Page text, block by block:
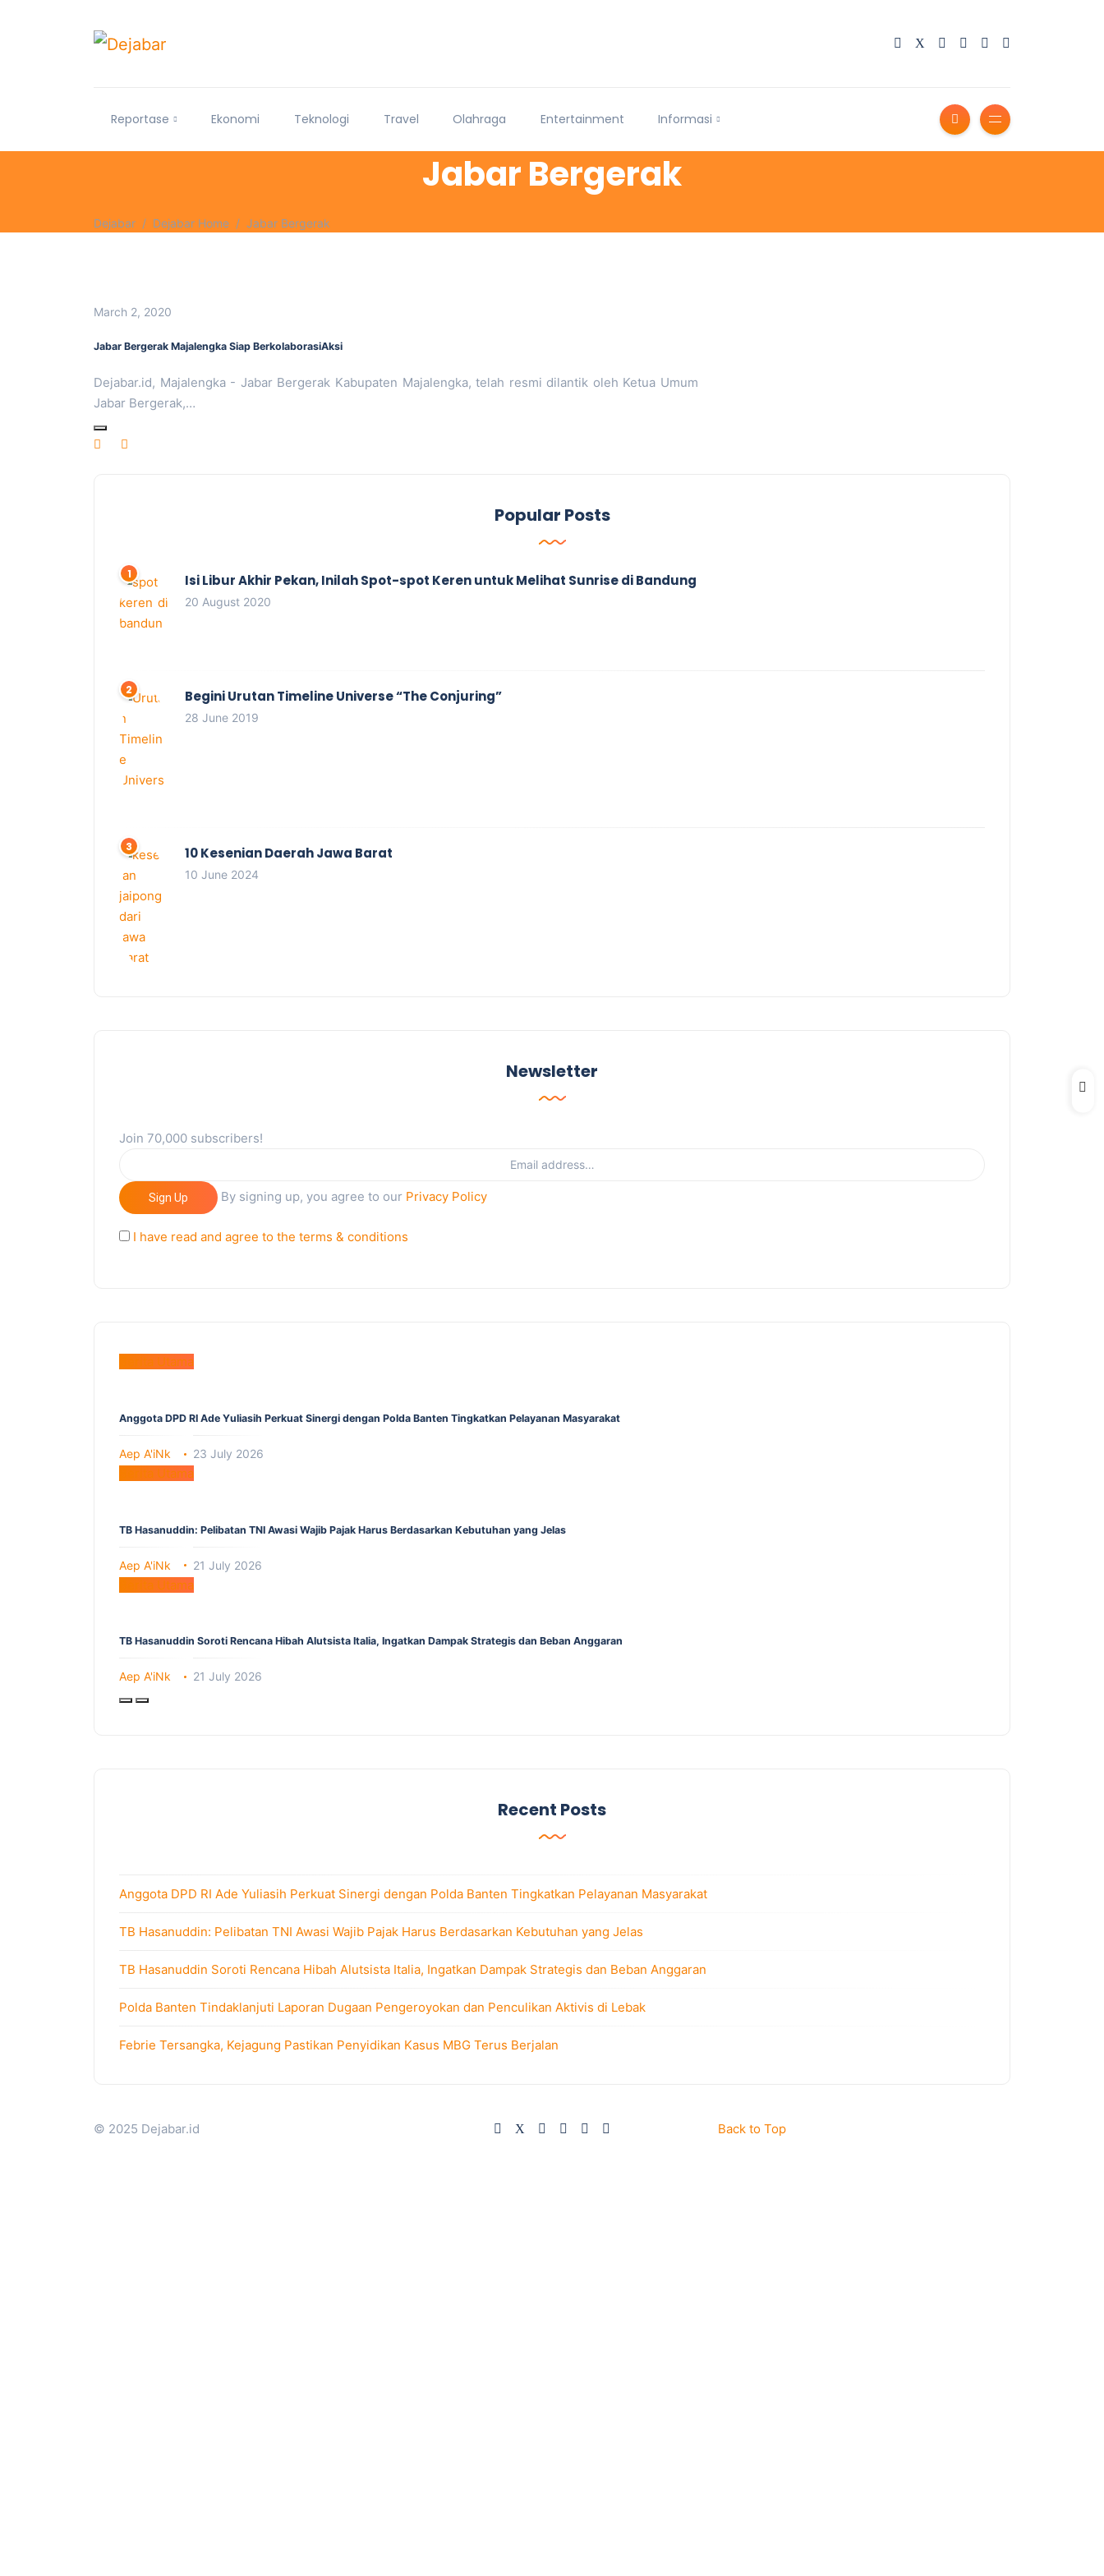
Reportase Ekonomi Teknologi Travel Olahraga Entertainment Informasi
Jabar Bergerak
Dejabar Dejabar Home Jabar Bergerak
March 2, 2020
Jabar Bergerak Majalengka Siap BerkolaborasiAksi
Dejabar.id, Majalengka - Jabar Bergerak Kabupaten Majalengka, telah resmi dilantik oleh Ketua Umum
Jabar Bergerak,…
Popular Posts
Isi Libur Akhir Pekan, Inilah Spot-spot Keren untuk Melihat Sunrise di Bandung
20 August 2020
Begini Urutan Timeline Universe “The Conjuring”
28 June 2019
10 Kesenian Daerah Jawa Barat
10 June 2024
Newsletter
Join 70,000 subscribers!
Sign Up By signing up, you agree to our Privacy Policy
I have read and agree to the terms & conditions
Berita Utama
Anggota DPD RI Ade Yuliasih Perkuat Sinergi dengan Polda Banten Tingkatkan Pelayanan Masyarakat
Aep A'iNk 23 July 2026
Berita Utama
TB Hasanuddin: Pelibatan TNI Awasi Wajib Pajak Harus Berdasarkan Kebutuhan yang Jelas
Aep A'iNk 21 July 2026
Berita Utama
TB Hasanuddin Soroti Rencana Hibah Alutsista Italia, Ingatkan Dampak Strategis dan Beban Anggaran
Aep A'iNk 21 July 2026
Recent Posts
Anggota DPD RI Ade Yuliasih Perkuat Sinergi dengan Polda Banten Tingkatkan Pelayanan Masyarakat
TB Hasanuddin: Pelibatan TNI Awasi Wajib Pajak Harus Berdasarkan Kebutuhan yang Jelas
TB Hasanuddin Soroti Rencana Hibah Alutsista Italia, Ingatkan Dampak Strategis dan Beban Anggaran
Polda Banten Tindaklanjuti Laporan Dugaan Pengeroyokan dan Penculikan Aktivis di Lebak
Febrie Tersangka, Kejagung Pastikan Penyidikan Kasus MBG Terus Berjalan
© 2025 Dejabar.id Back to Top